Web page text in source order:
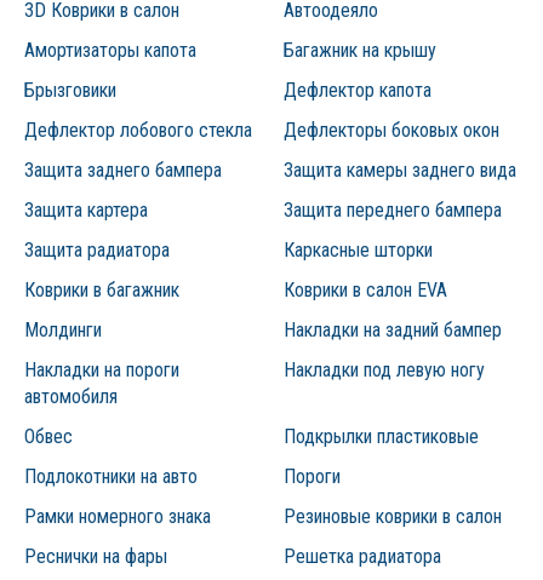
3D Коврики в салон
Автоодеяло
Амортизаторы капота
Багажник на крышу
Брызговики
Дефлектор капота
Дефлектор лобового стекла
Дефлекторы боковых окон
Защита заднего бампера
Защита камеры заднего вида
Защита картера
Защита переднего бампера
Защита радиатора
Каркасные шторки
Коврики в багажник
Коврики в салон EVA
Молдинги
Накладки на задний бампер
Накладки на пороги
автомобиля
Накладки под левую ногу
Обвес
Подкрылки пластиковые
Подлокотники на авто
Пороги
Рамки номерного знака
Резиновые коврики в салон
Реснички на фары
Решетка радиатора